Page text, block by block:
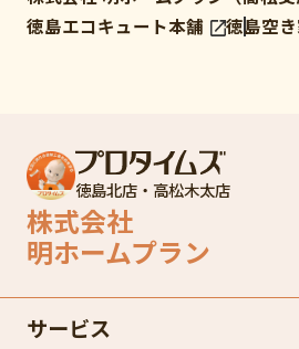
徳島エコキュート本舗
徳島空
徳島北店・高松木太店
株式会社
明ホームプラン
サービス